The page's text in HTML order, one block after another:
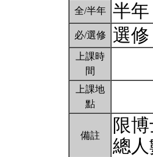
全/半年 半年
必/選修 選修
上課時
間
上課地
點
備註
限
總人